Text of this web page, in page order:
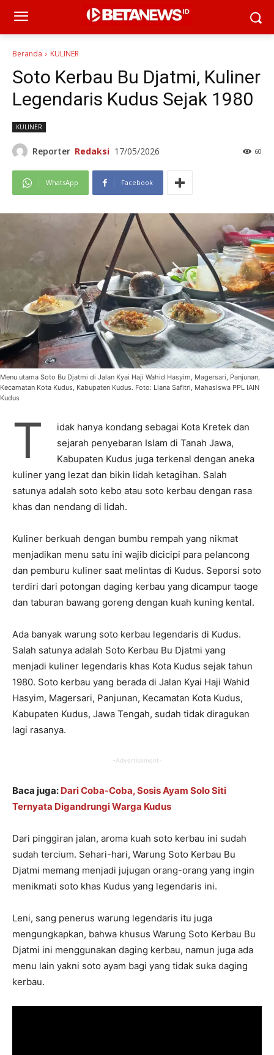
Beranda KULINER
Soto Kerbau Bu Djatmi, Kuliner
Legendaris Kudus Sejak 1980
KULINER
Reporter Redaksi 17/05/2026 60
WhatsApp Facebook
Menu utama Soto Bu Djatmi di Jalan Kyai Haji Wahid Hasyim, Magersari, Panjunan,
Kecamatan Kota Kudus, Kabupaten Kudus. Foto: Liana Safitri, Mahasiswa PPL IAIN
Kudus
T
idak hanya kondang sebagai Kota Kretek dan
sejarah penyebaran Islam di Tanah Jawa,
Kabupaten Kudus juga terkenal dengan aneka
kuliner yang lezat dan bikin lidah ketagihan. Salah
satunya adalah soto kebo atau soto kerbau dengan rasa
khas dan nendang di lidah.
Kuliner berkuah dengan bumbu rempah yang nikmat
menjadikan menu satu ini wajib dicicipi para pelancong
dan pemburu kuliner saat melintas di Kudus. Seporsi soto
terdiri dari potongan daging kerbau yang dicampur taoge
dan taburan bawang goreng dengan kuah kuning kental.
Ada banyak warung soto kerbau legendaris di Kudus.
Salah satunya adalah Soto Kerbau Bu Djatmi yang
menjadi kuliner legendaris khas Kota Kudus sejak tahun
1980. Soto kerbau yang berada di Jalan Kyai Haji Wahid
Hasyim, Magersari, Panjunan, Kecamatan Kota Kudus,
Kabupaten Kudus, Jawa Tengah, sudah tidak diragukan
lagi rasanya.
-Advertisement-
Baca juga: Dari Coba-Coba, Sosis Ayam Solo Siti
Ternyata Digandrungi Warga Kudus
Dari pinggiran jalan, aroma kuah soto kerbau ini sudah
sudah tercium. Sehari-hari, Warung Soto Kerbau Bu
Djatmi memang menjadi jujugan orang-orang yang ingin
menikmati soto khas Kudus yang legendaris ini.
Leni, sang penerus warung legendaris itu juga
mengungkapkan, bahwa khusus Warung Soto Kerbau Bu
Djatmi ini menggunakan daging kerbau, namun juga ada
menu lain yakni soto ayam bagi yang tidak suka daging
kerbau.